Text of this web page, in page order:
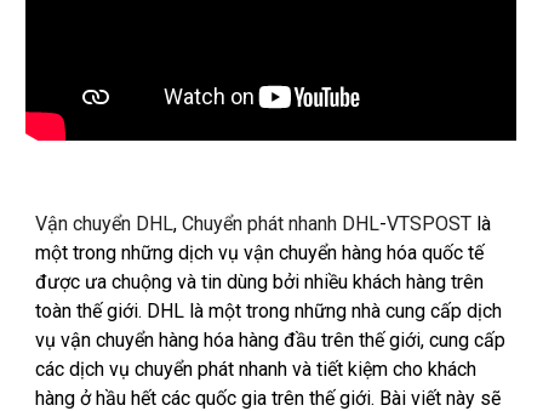
Vận chuyển DHL,Chuyển phát nhanh DHL-VTSPOST là
một trong những dịch vụ vận chuyển hàng hóa quốc tế
được ưa chuộng và tin dùng bởi nhiều khách hàng trên
toàn thế giới. DHL là một trong những nhà cung cấp dịch
vụ vận chuyển hàng hóa hàng đầu trên thế giới, cung cấp
các dịch vụ chuyển phát nhanh và tiết kiệm cho khách
hàng ở hầu hết các quốc gia trên thế giới. Bài viết này sẽ